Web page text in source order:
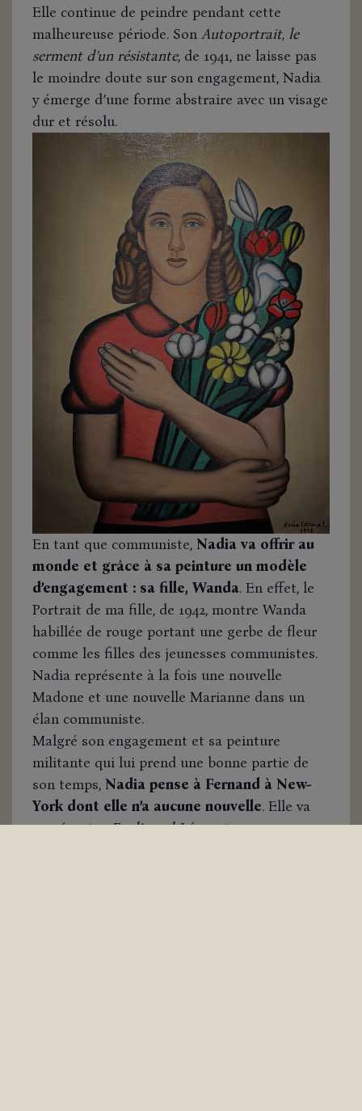
Elle continue de peindre pendant cette
malheureuse période. Son Autoportrait, le
serment d’un résistante, de 1941, ne laisse pas
le moindre doute sur son engagement, Nadia
y émerge d’une forme abstraire avec un visage
dur et résolu.
En tant que communiste, Nadia va offrir au
monde et grâce à sa peinture un modèle
d’engagement : sa fille, Wanda. En effet, le
Portrait de ma fille, de 1942, montre Wanda
habillée de rouge portant une gerbe de fleur
comme les filles des jeunesses communistes.
Nadia représente à la fois une nouvelle
Madone et une nouvelle Marianne dans un
élan communiste.
Malgré son engagement et sa peinture
militante qui lui prend une bonne partie de
son temps, Nadia pense à Fernand à New-
York dont elle n’a aucune nouvelle. Elle va
représenterFerdinand Léger et son coq rouge,